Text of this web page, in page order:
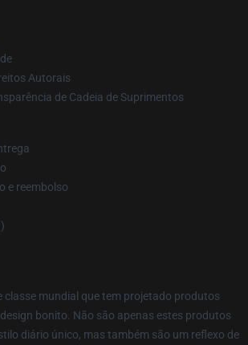
Autorais
de Cadeia de Suprimentos
e reembolso
classe mundial que tem projetado produtos
bonito. Não são apenas estes produtos
diário único, mas também são um reflexo de